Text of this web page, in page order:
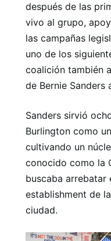
después de las
vivo al grupo,
las campañas
uno de los
coalición también
de Bernie Sanders
Sanders sirvió
Burlington como
cultivando un
conocido como la
buscaba arrebatar
establishment de
ciudad.